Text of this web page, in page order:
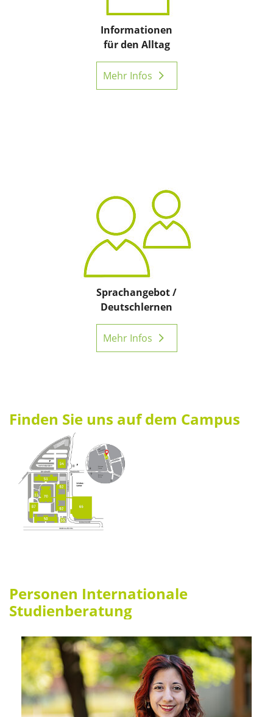
Informationen
für den Alltag
Mehr Infos
Sprachangebot /
Deutschlernen
Mehr Infos
Finden Sie uns auf dem Campus
Personen Internationale
Studienberatung